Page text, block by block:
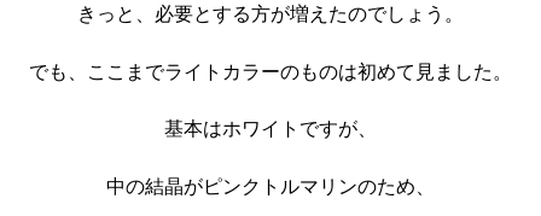
きっと、必要とする方が増えたのでしょう。
でも、ここまでライトカラーのものは初めて見ました。
基本はホワイトですが、
中の結晶がピンクトルマリンのため、